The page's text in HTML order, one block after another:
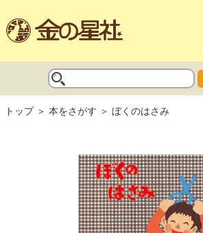
トップ 本をさがす ぼくのはさみ